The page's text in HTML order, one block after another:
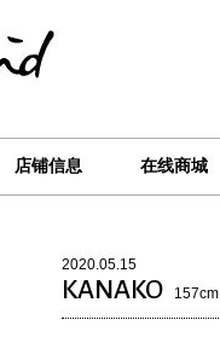
店铺信息 在线商城
2020.05.15
KANAKO 157cm